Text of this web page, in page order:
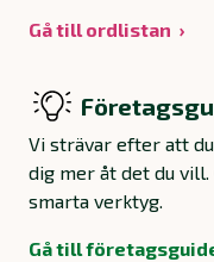
Gå till ordlistan
Vi strävar efter att
dig mer åt det du
smarta verktyg.
Gå till